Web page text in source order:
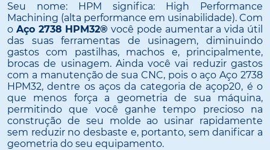
Seu nome: HPM significa: High Performance
Machining (alta performance em usinabilidade). Com
o Aço 2738 HPM32® você pode aumentar a vida útil
das suas ferramentas de usinagem, diminuindo
gastos com pastilhas, machos e, principalmente,
brocas de usinagem. Ainda você vai reduzir gastos
com a manutenção de sua CNC, pois o aço Aço 2738
HPM32, dentre os aços da categoria de açop20, é o
que menos força a geometria de sua máquina,
permitindo que você ganhe tempo precioso na
construção de seu molde ao usinar rapidamente
sem reduzir no desbaste e, portanto, sem danificar a
geometria do seu equipamento.